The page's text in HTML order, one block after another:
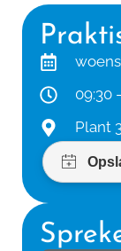
09:30
Plant